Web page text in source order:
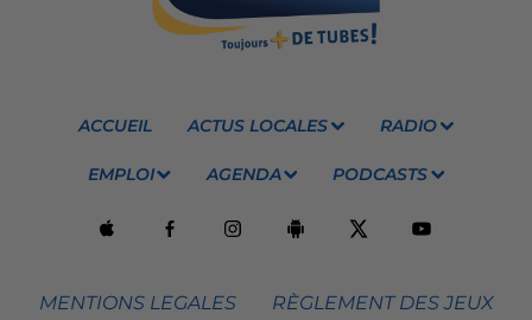
ACCUEIL ACTUS LOCALES RADIO
EMPLOI AGENDA PODCASTS
MENTIONS LEGALES RÈGLEMENT DES JEUX